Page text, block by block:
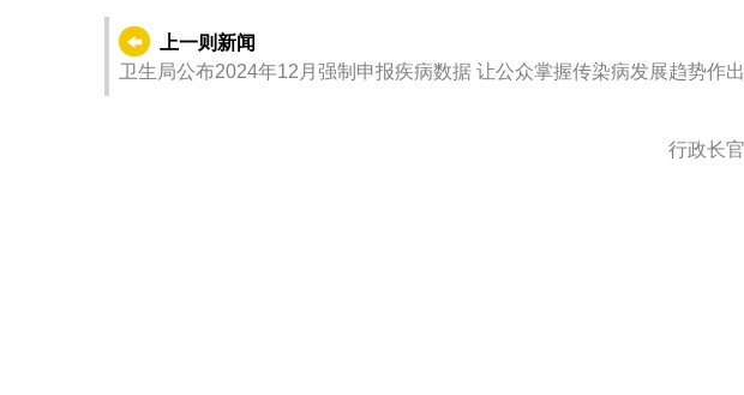
上一则新闻
卫生局公布2024年12月强制申报疾病数据 让公众掌握传染
行政长